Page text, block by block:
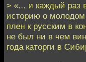
> «... и каждый раз
историю о
плен к русским в
не был ни в чем
года каторги в